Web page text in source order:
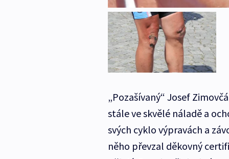
„Pozašívaný“ Josef
stále ve skvělé náladě a
svých cyklo výpravách a
něho převzal děkovný